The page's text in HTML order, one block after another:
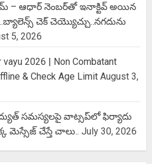
– ఆధార్ నెంబర్‌తో ఇనాక్టివ్ అయిన
చెక్ చెయ్యొచ్చు..నగదును
5, 2026
2026 | Non Combatant
& Check Age Limit August 3,
సమస్యలపై వాట్సప్‌లో ఫిర్యాదు
మెస్సేజ్ చేస్తే చాలు.. July 30, 2026